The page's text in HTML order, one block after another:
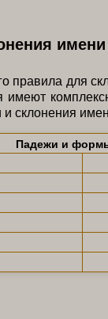
правила для
имеют
склонения
Падежи и